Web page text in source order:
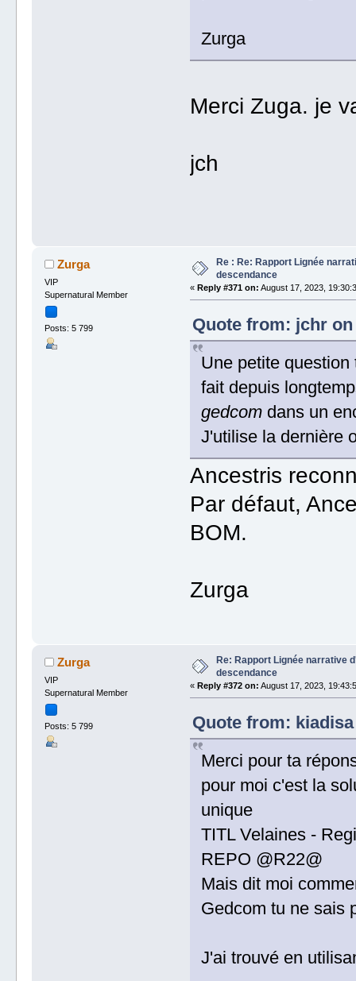
Zurga
Merci Zuga. je
jch
Zurga
VIP
Supernatural Member
Posts: 5 799
Re : Re: Rapport Lignée
descendance
«Reply #371 on: August 17, 2023,
Quote from: jchr on
Une petite
fait depuis
gedcom dans un
J'utilise la dernière
Ancestris
Par défaut,
BOM.
Zurga
Zurga
VIP
Supernatural Member
Posts: 5 799
Re: Rapport Lignée narrative
descendance
«Reply #372 on: August 17, 2023,
Quote from:
Merci pour ta
pour moi c'est la
unique
TITL Velaines -
REPO @R22@
Mais dit moi
Gedcom tu ne sais
J'ai trouvé en